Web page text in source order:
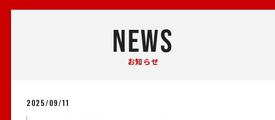
NEWS
お知らせ
2025/09/11